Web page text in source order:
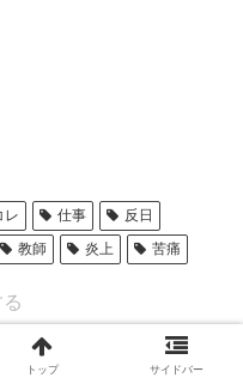
レ 仕事
反日
教師 炎上 苦痛
トップ サイドバー